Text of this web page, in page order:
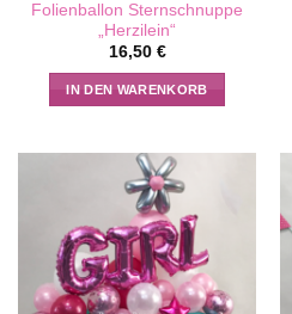
Folienballon Sternschnuppe
„Herzilein“
16,50 €
IN DEN WARENKORB